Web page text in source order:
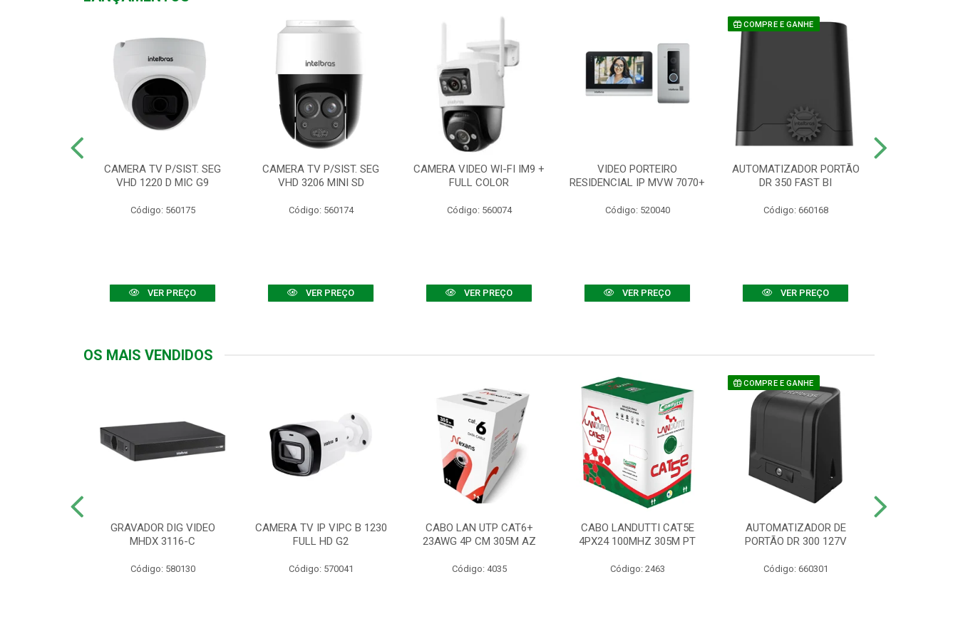
CAMERA TV P/SIST. SEG
VHD 1220 D MIC G9
Código: 560175
VER PREÇO
CAMERA TV P/SIST. SEG
VHD 3206 MINI SD
Código: 560174
VER PREÇO
CAMERA VIDEO WI-FI IM9 +
FULL COLOR
Código: 560074
VER PREÇO
VIDEO PORTEIRO
RESIDENCIAL IP MVW 7070+
Código: 520040
VER PREÇO
COMPRE E GANHE
AUTOMATIZADOR PORTÃO
DR 350 FAST BI
Código: 660168
VER PREÇO
OS MAIS VENDIDOS
GRAVADOR DIG VIDEO
MHDX 3116-C
Código: 580130
CAMERA TV IP VIPC B 1230
FULL HD G2
Código: 570041
CABO LAN UTP CAT6+
23AWG 4P CM 305M AZ
Código: 4035
CABO LANDUTTI CAT5E
4PX24 100MHZ 305M PT
Código: 2463
COMPRE E GANHE
AUTOMATIZADOR DE
PORTÃO DR 300 127V
Código: 660301